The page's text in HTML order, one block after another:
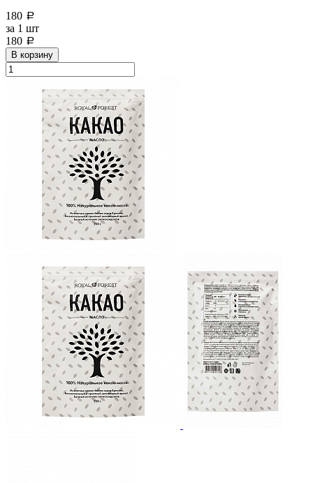
180 a
за 1 шт
180 a
В корзину